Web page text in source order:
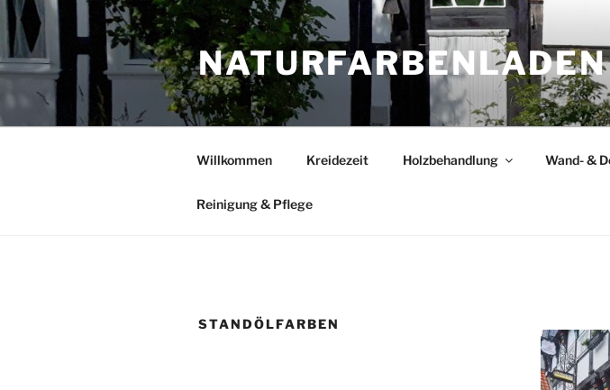
Zum
Inhalt
springen
Willkommen Kreidezeit Holzbehandlung Wand- &
Reinigung & Pflege
STANDÖLFARBEN